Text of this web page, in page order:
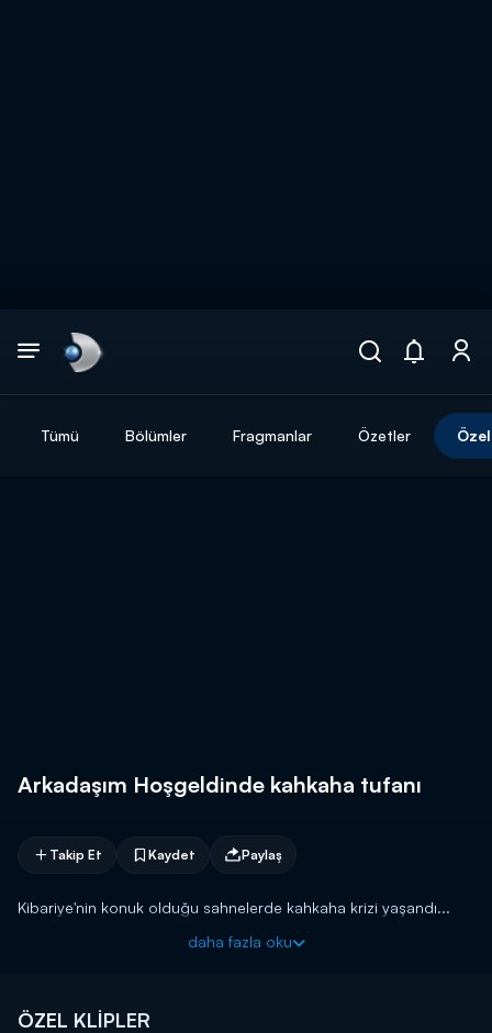
Tümü Bölümler Fragmanlar Özetler
Arkadaşım Hoşgeldinde kahkaha tufanı
Takip Et Kaydet Paylaş
Kibariye'nin konuk olduğu sahnelerde kahkaha krizi yaşandı...
daha fazla oku
ÖZEL KLİPLER